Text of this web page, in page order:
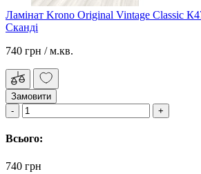
Ламінат Krono Original Vintage Classic
Сканді
740 грн / м.кв.
Замовити
Всього:
740 грн